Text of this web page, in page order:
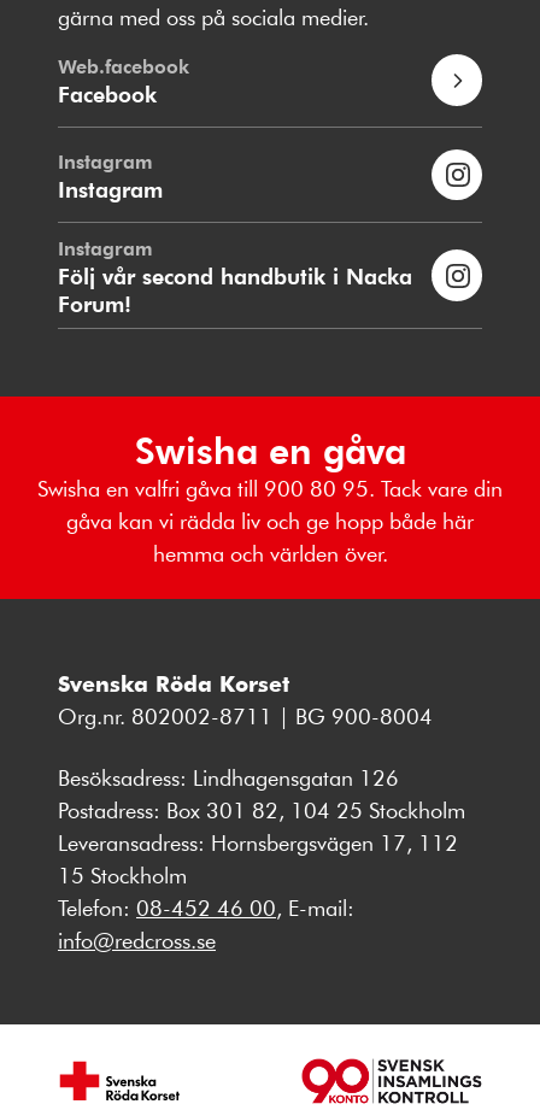
gärna med oss på sociala medier.
Web.facebook
Facebook
Instagram
Instagram
Instagram
Följ vår second handbutik i Nacka
Forum!
Swisha en gåva
Swisha en valfri gåva till 900 80 95. Tack vare din
gåva kan vi rädda liv och ge hopp både här
hemma och världen över.
Svenska Röda Korset
Org.nr. 802002-8711 | BG 900-8004
Besöksadress: Lindhagensgatan 126
Postadress: Box 301 82, 104 25 Stockholm
Leveransadress: Hornsbergsvägen 17, 112
15 Stockholm
Telefon: 08-452 46 00, E-mail:
info@redcross.se